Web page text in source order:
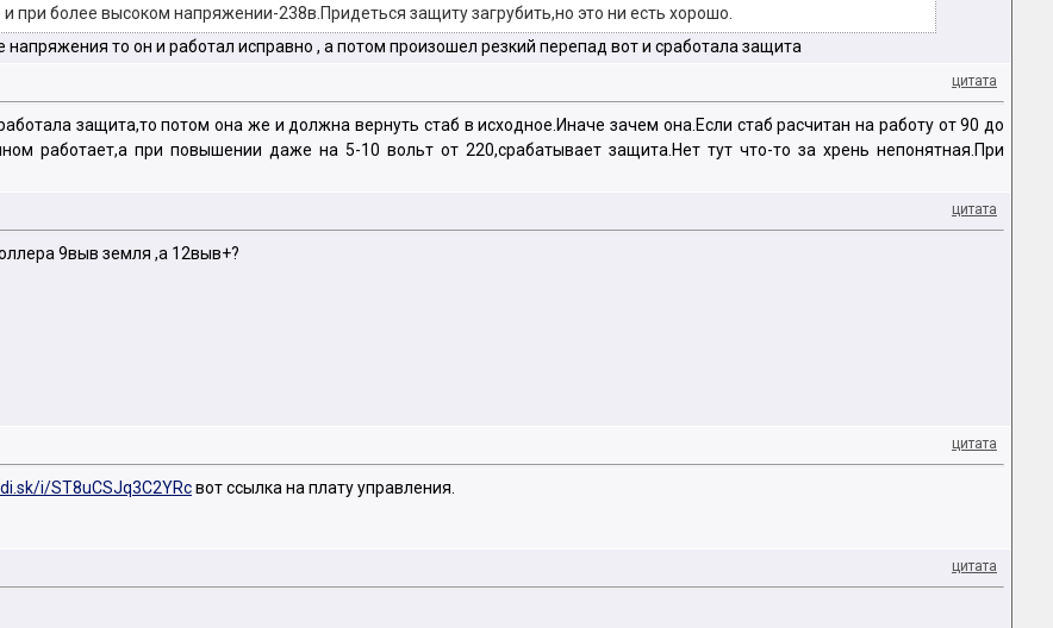
при более высоком напряжении-238в.Придеться защиту загрубить,но это ни есть хорошо.
напряжения то он и работал исправно , а потом произошел резкий перепад вот и сработала защита
цитата
защита,то потом она же и должна вернуть стаб в исходное.Иначе зачем она.Если стаб расчитан на работу от 90 до
работает,а при повышении даже на 5-10 вольт от 220,срабатывает защита.Нет тут что-то за хрень непонятная.При
цитата
9выв земля ,а 12выв+?
цитата
i/ST8uCSJq3C2YRcвот ссылка на плату управления.
цитата